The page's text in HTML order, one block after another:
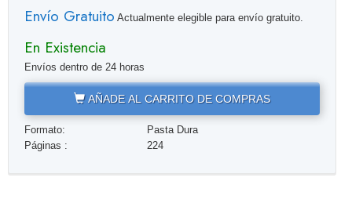
Envío Gratuito Actualmente elegible para envío gratuito.
En Existencia
Envíos dentro de 24 horas
AÑADE AL CARRITO DE COMPRAS
Formato:
Pasta Dura
Páginas :
224